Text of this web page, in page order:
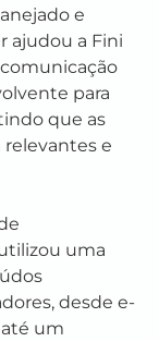
e
ajudou a Fini
para
que as
e
uma
desde e-
um